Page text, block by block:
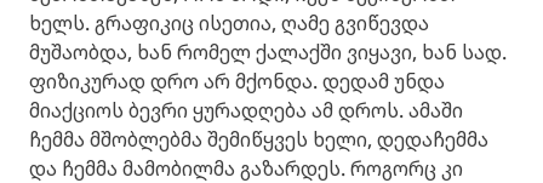
ხელს. გრაფიკიც ისეთია, ღამე გვიწევდა
მუშაობდა, ხან რომელ ქალაქში ვიყავი, ხან სად.
ფიზიკურად დრო არ მქონდა. დედამ უნდა
მიაქციოს ბევრი ყურადღება ამ დროს. ამაში
ჩემმა მშობლებმა შემიწყვეს ხელი, დედაჩემმა
და ჩემმა მამობილმა გაზარდეს. როგორც კი